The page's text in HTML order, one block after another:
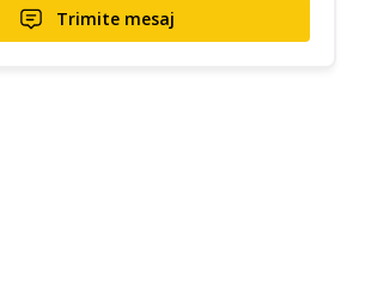
Trimite mesaj